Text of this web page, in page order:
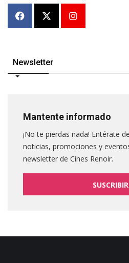
Newsletter
Mantente informado
¡No te pierdas nada! Entérate
noticias, promociones y
newsletter de Cines Renoir.